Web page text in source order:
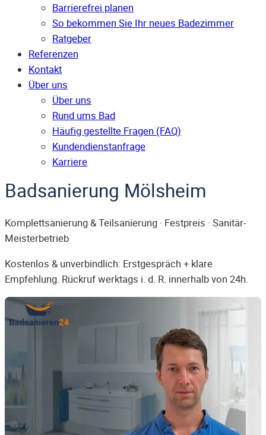
Barrierefrei planen
So bekommen Sie Ihr neues Badezimmer
Ratgeber
Referenzen
Kontakt
Über uns
Über uns
Rund ums Bad
Häufig gestellte Fragen (FAQ)
Kunden­dienst­anfrage
Karriere
Badsanierung Mölsheim
Komplettsanierung & Teilsanierung · Festpreis · Sanitär-
Meisterbetrieb
Kostenlos & unverbindlich: Erstgespräch + klare
Empfehlung. Rückruf werktags i. d. R. innerhalb von 24h.